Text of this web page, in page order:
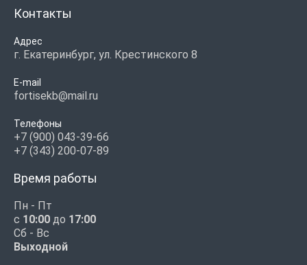
Контакты
Адрес
г. Екатеринбург, ул. Крестинского 8
E-mail
fortisekb@mail.ru
Телефоны
+7 (900) 043-39-66
+7 (343) 200-07-89
Время работы
Пн - Пт
с 10:00 до 17:00
Сб - Вс
Выходной